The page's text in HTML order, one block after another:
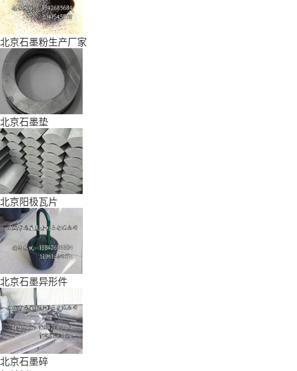
北京石墨粉生产厂家
北京石墨垫
北京阳极瓦片
北京石墨异形件
北京石墨碎